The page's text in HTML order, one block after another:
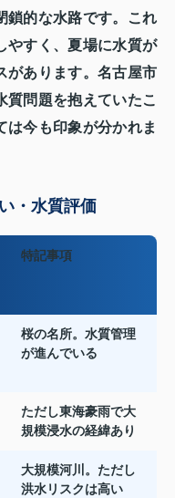
鎖的な水路です。これ
やすく、夏場に水質が
があります。名古屋市
質問題を抱えていたこ
は今も印象が分かれま
・水質評価
特記事項
桜の名所。水質管理
が進んでいる
ただし東海豪雨で大
規模浸水の経緯あり
大規模河川。ただし
洪水リスクは高い